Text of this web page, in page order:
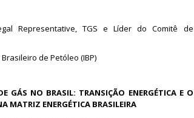
Representative, TGS e Líder do Comitê de
de Petóleo (IBP)
GÁS NO BRASIL: TRANSIÇÃO ENERGÉTICA E O
MATRIZ ENERGÉTICA BRASILEIRA